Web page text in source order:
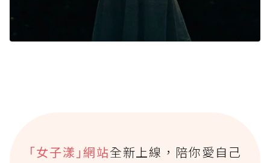
｢女子漾｣網站全新上線，陪你愛自己